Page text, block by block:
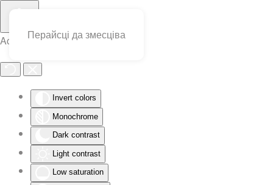
Accessibility Tools
Invert colors
Monochrome
Dark contrast
Light contrast
Low saturation
Перайсці да змесціва